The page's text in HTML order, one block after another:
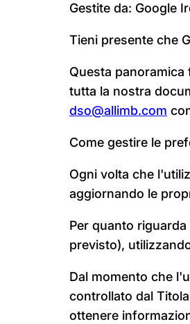
Gestite da: Google
Tieni presente che
Questa
tutta la nostra
dso@allimb.com
Come gestire le
Ogni volta che
aggiornando le
Per quanto
previsto),
Dal momento che
controllato dal
ottenere